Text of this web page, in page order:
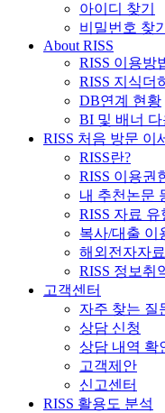
아이디 찾기
비밀번호 찾기
About RISS
RISS 이용방
RISS 지식더
DB연계 현황
BI 및 배너 다
RISS 처음 방문 이
RISS란?
RISS 이용권
내 추천논문
RISS 자료
복사/대출 이
해외전자자
RISS 정보취
고객센터
자주 찾는 질
상담 신청
상담 내역 확
고객제안
신고센터
RISS 활용도 분석